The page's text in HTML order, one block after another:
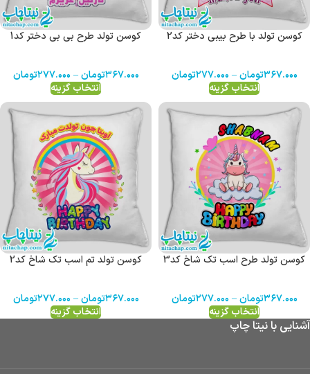
کوسن تولد با طرح بیبی دختر کد2
۳۶۷.۰۰۰تومان – ۲۷۷.۰۰۰تومان
انتخاب گزینه
کوسن تولد طرح بی بی دختر کد1
۳۶۷.۰۰۰تومان – ۲۷۷.۰۰۰تومان
انتخاب گزینه
کوسن تولد طرح اسب تک شاخ کد3
۳۶۷.۰۰۰تومان – ۲۷۷.۰۰۰تومان
انتخاب گزینه
کوسن تولد تم اسب تک شاخ کد2
۳۶۷.۰۰۰تومان – ۲۷۷.۰۰۰تومان
انتخاب گزینه
آشنایی با نیتا چاپ